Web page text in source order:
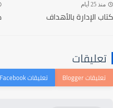
منذ 25 أيام
كتاب الإدارة بالأهداف
تعليقات